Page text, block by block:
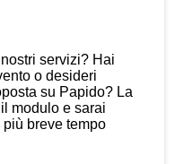
servizi? Hai
o desideri
su Papido? La
modulo e sarai
breve tempo